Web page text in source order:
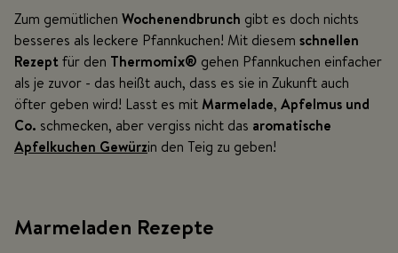
Zum gemütlichen Wochenendbrunch gibt es doch nichts
besseres als leckere Pfannkuchen! Mit diesem schnellen
Rezeptfür den Thermomix® gehen Pfannkuchen einfacher
als je zuvor - das heißt auch, dass es sie in Zukunft auch
öfter geben wird! Lasst es mitMarmelade, Apfelmus und
Co. schmecken, aber vergiss nicht das aromatische
Apfelkuchen Gewürzin den Teig zu geben!
Marmeladen Rezepte